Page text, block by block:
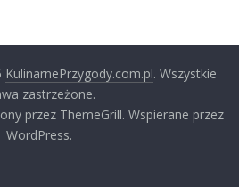
KulinarnePrzygody.com.pl. Wszystkie
zastrzeżone.
przez ThemeGrill. Wspierane przez
WordPress.